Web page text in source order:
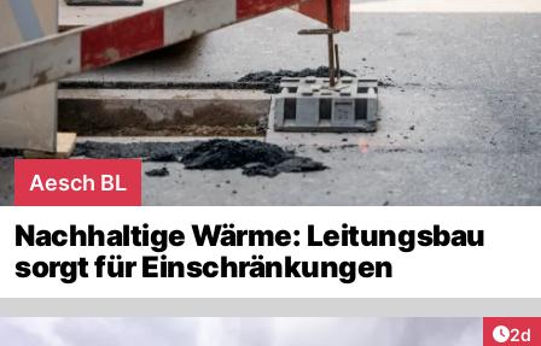
Aesch BL
Nachhaltige Wärme: Leitungsbau
sorgt für Einschränkungen
2d